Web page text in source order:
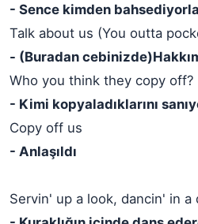
- Sence kimden
Talk about us (You outta
- (Buradan
Who you think they copy
- Kimi kopyaladıklarını
Copy off us
- Anlaşıldı
Servin' up a look, dancin' in a